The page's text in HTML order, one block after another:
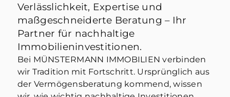
Verlässlichkeit, Expertise und
maßgeschneiderte Beratung – Ihr
Partner für nachhaltige
Immobilieninvestitionen.
Bei MÜNSTERMANN IMMOBILIEN verbinden
wir Tradition mit Fortschritt. Ursprünglich aus
der Vermögensberatung kommend, wissen